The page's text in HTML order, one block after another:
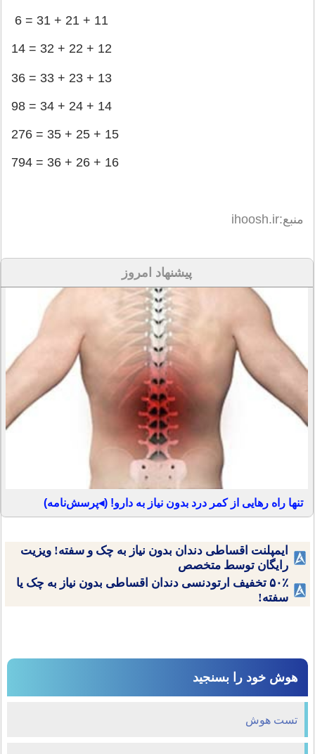
11 + 21 + 31 = 6
12 + 22 + 32 = 14
13 + 23 + 33 = 36
14 + 24 + 34 = 98
15 + 25 + 35 = 276
16 + 26 + 36 = 794
منبع:ihoosh.ir
پیشنهاد امروز
تنها راه رهایی از کمر درد بدون نیاز به دارو! (◂پرسش‌نامه)
ایمپلنت اقساطی دندان بدون نیاز به چک و سفته! ویزیت
رایگان توسط متخصص
۵۰٪ تخفیف ارتودنسی دندان اقساطی بدون نیاز به چک یا
سفته!
هوش خود را بسنجید
تست هوش